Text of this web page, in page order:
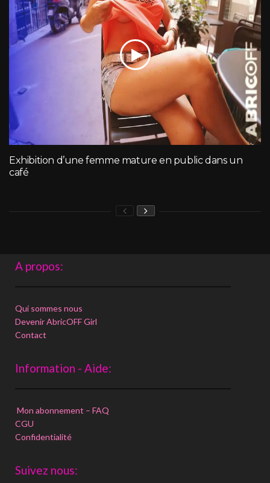
Exhibition d’une femme mature en public dans un
café
A propos:
Qui sommes nous
Devenir AbricOFF Girl
Contact
Information - Aide:
Mon abonnement – FAQ
CGU
Confidentialité
Suivez nous: